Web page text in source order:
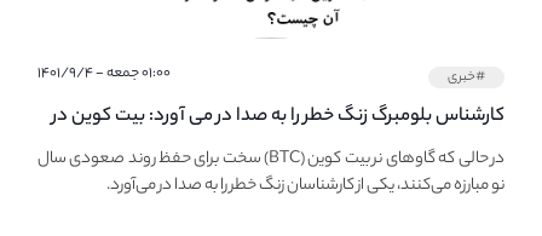
#خبری ۰۱:۰۰ جمعه - ۱۴۰۱/۹/۴
کارشناس بلومبرگ زنگ خطر را به صدا در می آورد: بیت کوین در
معرض خطر سقوط بزرگ است - دلیل آن چیست؟در حالی که گاوهای نر بیت کوین (BTC) سخت برای حفظ روند صعودی سال
نو مبارزه می‌کنند، یکی از کارشناسان زنگ خطر را به صدا در می‌آورد.